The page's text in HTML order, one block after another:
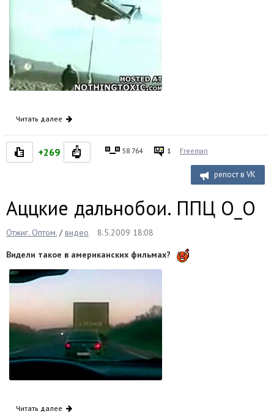
Читать далее
+269 58 764 1 Freeman
репост в VK
Аццкие дальнобои. ППЦ O_O
Отжиг. Оптом. /видео
8.5.2009 18:08
Видели такое в американских фильмах?
Читать далее